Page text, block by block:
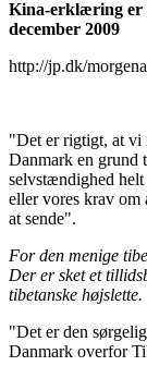
Kina-erklæring er
december 2009
http://jp.dk/
"Det er rigtigt, at vi
Danmark en grund
selvstændighed
eller vores krav om
at sende".
For den menige
Der er sket et
tibetanske højslette.
"Det er den
Danmark overfor